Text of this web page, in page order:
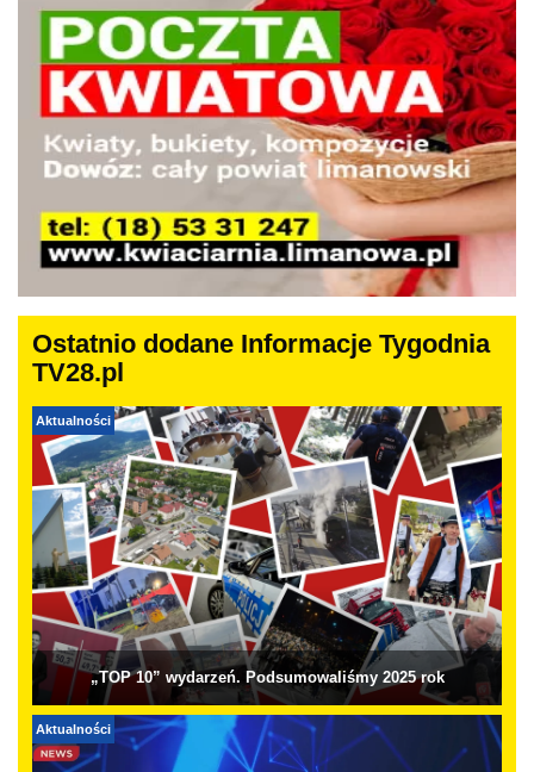
Ostatnio dodane Informacje Tygodnia
TV28.pl
Aktualności
„TOP 10” wydarzeń. Podsumowaliśmy 2025 rok
Aktualności